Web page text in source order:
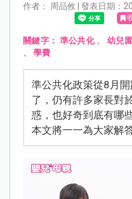
作者： 周品攸 | 發表日期：
關鍵字： 準公共化、 幼兒園
、 學費
準公共化政策從8月
了，仍有許多家長對
惑，也好奇到底有哪
本文將一一為大家解